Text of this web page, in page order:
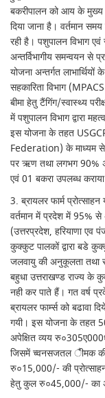
बकरीपालन को आय के
दिया जाना है। वर्तमान
रही है। पशुपालन विभाग एवं
अन्तर्विभागीय समन्वयन से
योजना अन्तर्गत
सहकारिता विभाग
बीमा हेतु टैंगिंग/स्वास्थ्य
में पशुपालन विभाग द्वारा
इस योजना के तहत
Federation) के माध्यम
पर ऋण तथा लगभग 90%
एवं 01 बकरा उपलब्ध
3. ब्रायलर फार्म प्रोत्साहन
वर्तमान में प्रदेश में 95% से
(उत्तरप्रदेश, हरियाणा एव
कुक्कुट पालकों द्वारा बडे
जलवायु की अनुकूलता तथा
बहुधा उत्तराखण्ड राज्य के
नही कर पाते हैं। गत वर्ष
ब्रायलर फार्म्स को बढावा
गयी। इस योजना के तहत
अपेक्षित व्यय
जिसमें च्वनसजतल ैीमक की
रु०15,000/- की
हेतु कुल रु०45,000/- का